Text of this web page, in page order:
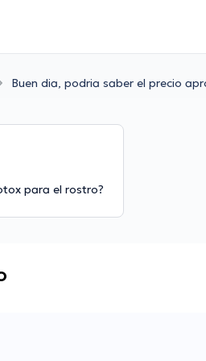
Buen dia, podria saber el precio
para el rostro?